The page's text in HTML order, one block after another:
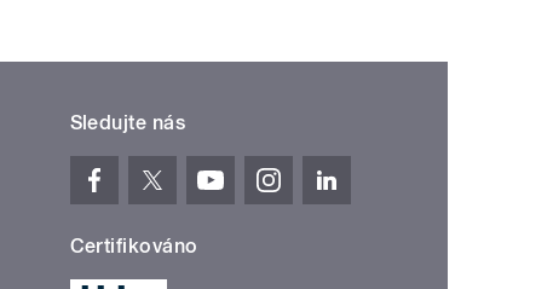
Sledujte nás
Certifikováno